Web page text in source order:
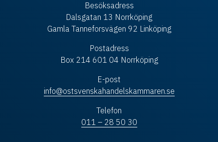
Besöksadress
Dalsgatan 13 Norrköping
Gamla Tanneforsvägen 92 Linköping
Postadress
Box 214 601 04 Norrköping
E-post
info@ostsvenskahandelskammaren.se
Telefon
011 – 28 50 30